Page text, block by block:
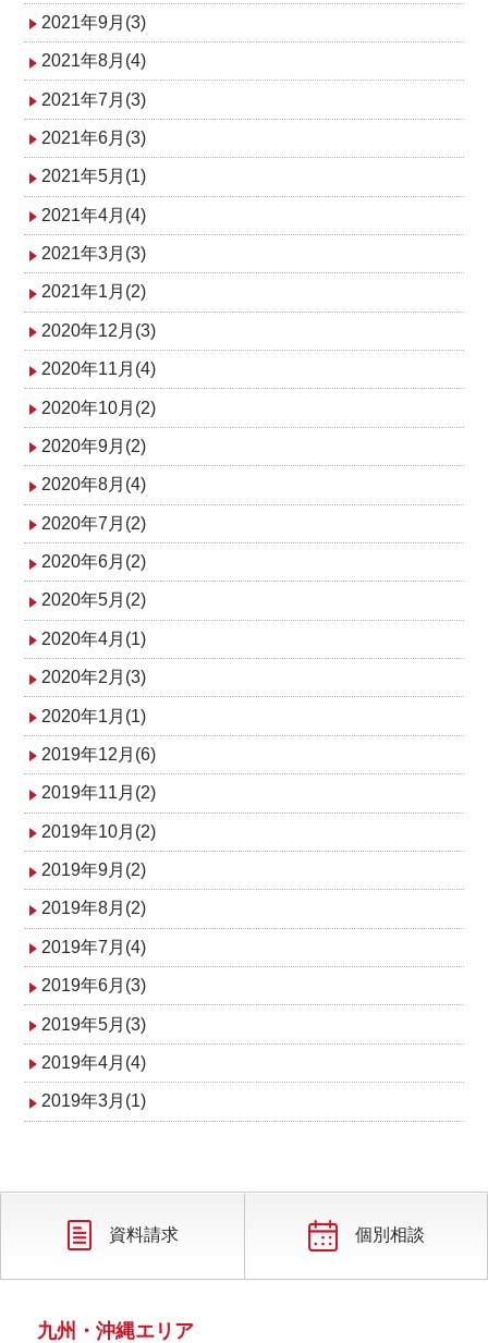
2021年9月(3)
2021年8月(4)
2021年7月(3)
2021年6月(3)
2021年5月(1)
2021年4月(4)
2021年3月(3)
2021年1月(2)
2020年12月(3)
2020年11月(4)
2020年10月(2)
2020年9月(2)
2020年8月(4)
2020年7月(2)
2020年6月(2)
2020年5月(2)
2020年4月(1)
2020年2月(3)
2020年1月(1)
2019年12月(6)
2019年11月(2)
2019年10月(2)
2019年9月(2)
2019年8月(2)
2019年7月(4)
2019年6月(3)
2019年5月(3)
2019年4月(4)
2019年3月(1)
資料請求 個別相談
九州・沖縄エリア